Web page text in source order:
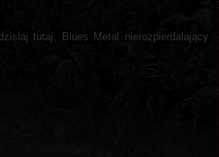
tutaj, Blues Metal nierozpierdalający